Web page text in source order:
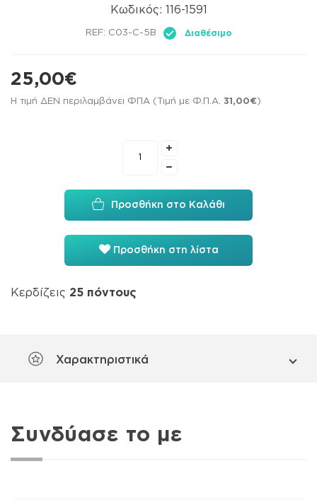
Κωδικός: 116-1591
REF: C03-C-5B Διαθέσιμο
25,00€
Η τιμή ΔΕΝ περιλαμβάνει ΦΠΑ (Τιμή με Φ.Π.Α. 31,00€)
Προσθήκη στο Καλάθι
Προσθήκη στη λίστα
Κερδίζεις 25 πόντους
Χαρακτηριστικά
Συνδύασε το με